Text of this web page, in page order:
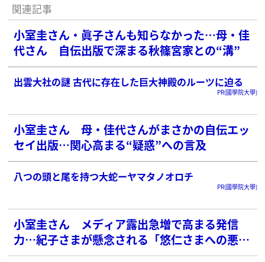
関連記事
小室圭さん・眞子さんも知らなかった…母・佳
代さん 自伝出版で深まる秋篠宮家との“溝”
出雲大社の謎 古代に存在した巨大神殿のルーツに迫る
PR(國學院大學)
小室圭さん 母・佳代さんがまさかの自伝エッ
セイ出版…関心高まる“疑惑”への言及
八つの頭と尾を持つ大蛇ーヤマタノオロチ
PR(國學院大學)
小室圭さん メディア露出急増で高まる発信
力…紀子さまが懸念される「悠仁さまへの悪影
響」